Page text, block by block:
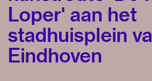
Loper' aan het
stadhuisplein
Eindhoven